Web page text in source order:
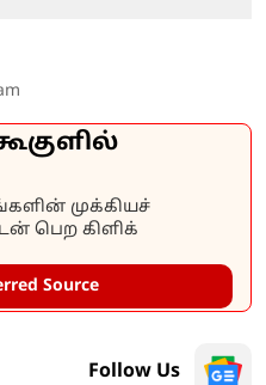
முக்கியச்
பெற கிளிக்
Source
Follow Us